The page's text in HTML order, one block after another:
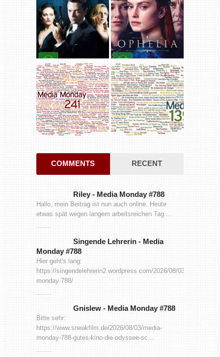
COMMENTS RECENT
Riley - Media Monday #788
Hallo, mein Beitrag ist nun auch online. Heute
etwas spät wegen langem arbeitsreichen Tag ...
Singende Lehrerin - Media
Monday #788
Hier geht's lang:
https://singendelehrerin2.wordpress.com/2026/08/03/media-
monday-788/
Gnislew - Media Monday #788
Bitte sehr:
https://www.sneakfilm.de/2026/08/03/media-
monday-788-gutes-kino-die-odyssee-sc...